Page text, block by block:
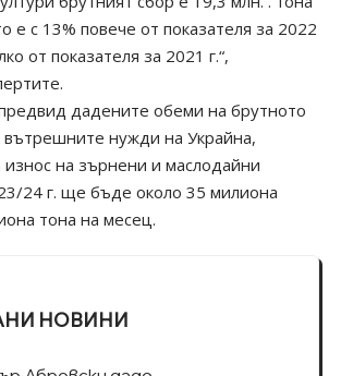
е с 13% повече от показателя за 2022
от показателя за 2021 г.“,
дадените обеми на брутното
вътрешните нужди на Украйна,
на зърнени и маслодайни
24 г. ще бъде около 35 милиона
тона на месец.
НОВИНИ